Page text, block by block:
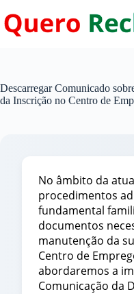
para
o
Descarregar Comunicado
da Inscrição no Centro de
No âmbito da
procedimentos
fundamental
documentos
manutenção da
Centro de
abordaremos a
Comunicação da